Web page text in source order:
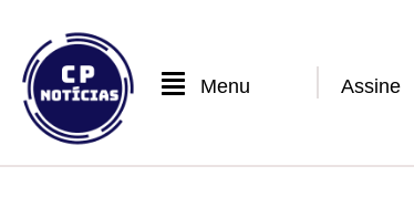
Menu Assine